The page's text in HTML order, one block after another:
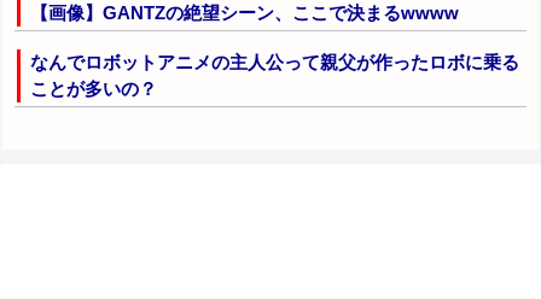
【画像】GANTZの絶望シーン、ここで決まるwwww
なんでロボットアニメの主人公って親父が作ったロボに乗る
ことが多いの？